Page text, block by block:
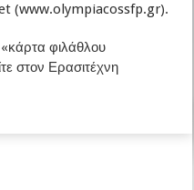
(www.olympiacossfp.gr).
«κάρτα φιλάθλου
στον Ερασιτέχνη